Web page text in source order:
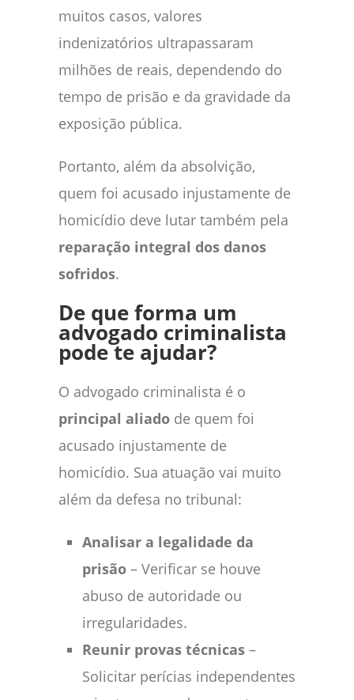
muitos casos, valores
indenizatórios ultrapassaram
milhões de reais, dependendo do
tempo de prisão e da gravidade da
exposição pública.
Portanto, além da absolvição,
quem foi acusado injustamente de
homicídio deve lutar também pela
reparação integral dos danos
sofridos.
De que forma um
advogado criminalista
pode te ajudar?
O advogado criminalista é o
principal aliado de quem foi
acusado injustamente de
homicídio. Sua atuação vai muito
além da defesa no tribunal:
Analisar a legalidade da
prisão – Verificar se houve
abuso de autoridade ou
irregularidades.
Reunir provas técnicas –
Solicitar perícias independentes